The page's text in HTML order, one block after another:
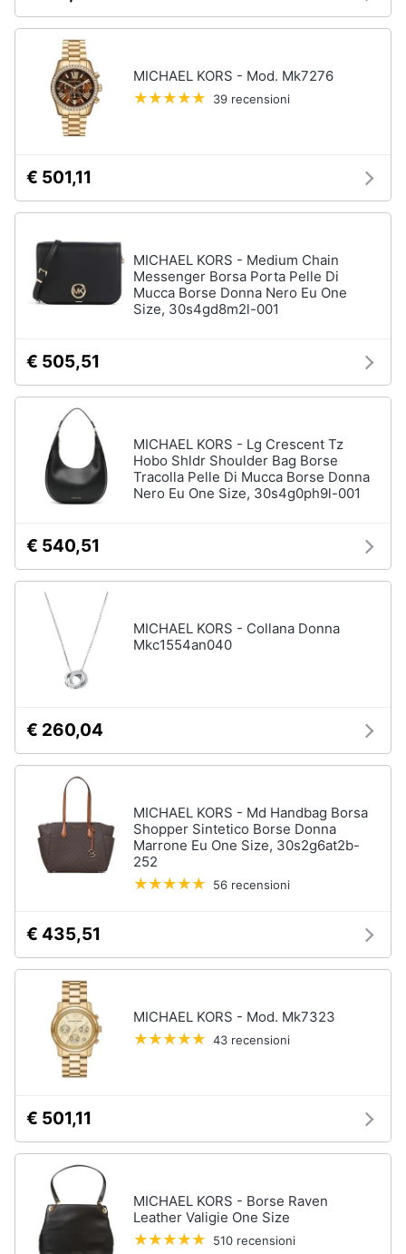
MICHAEL KORS - Mod. Mk7276
39 recensioni
€ 501,11
MICHAEL KORS - Medium Chain
Messenger Borsa Porta Pelle Di
Mucca Borse Donna Nero Eu One
Size, 30s4gd8m2l-001
€ 505,51
MICHAEL KORS - Lg Crescent Tz
Hobo Shldr Shoulder Bag Borse
Tracolla Pelle Di Mucca Borse Donna
Nero Eu One Size, 30s4g0ph9l-001
€ 540,51
MICHAEL KORS - Collana Donna
Mkc1554an040
€ 260,04
MICHAEL KORS - Md Handbag Borsa
Shopper Sintetico Borse Donna
Marrone Eu One Size, 30s2g6at2b-
252
56 recensioni
€ 435,51
MICHAEL KORS - Mod. Mk7323
43 recensioni
€ 501,11
MICHAEL KORS - Borse Raven
Leather Valigie One Size
510 recensioni